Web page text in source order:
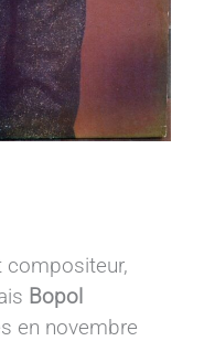
compositeur,
Bopol
en novembre